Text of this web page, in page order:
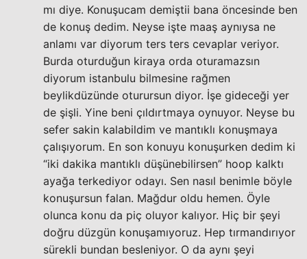
mı diye. Konuşucam demiştii bana öncesinde ben
de konuş dedim. Neyse işte maaş aynıysa ne
anlamı var diyorum ters ters cevaplar veriyor.
Burda oturduğun kiraya orda oturamazsın
diyorum istanbulu bilmesine rağmen
beylikdüzünde oturursun diyor. İşe gideceği yer
de şişli. Yine beni çıldırtmaya oynuyor. Neyse bu
sefer sakin kalabildim ve mantıklı konuşmaya
çalışıyorum. En son konuyu konuşurken dedim ki
“iki dakika mantıklı düşünebilirsen” hoop kalktı
ayağa terkediyor odayı. Sen nasıl benimle böyle
konuşursun falan. Mağdur oldu hemen. Öyle
olunca konu da piç oluyor kalıyor. Hiç bir şeyi
doğru düzgün konuşamıyoruz. Hep tırmandırıyor
sürekli bundan besleniyor. O da aynı şeyi